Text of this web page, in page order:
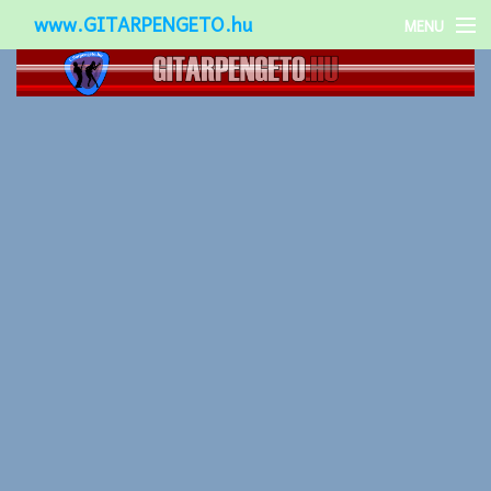
www.GITARPENGETO.hu MENU
Népszerű-